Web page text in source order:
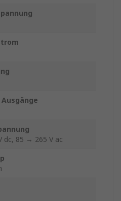
dc, 85 → 265 V ac